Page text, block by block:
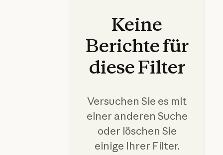
Keine
Berichtefür
dieseFilter
Versuchen Sie es mit
einer anderen Suche
oder löschen Sie
einige Ihrer Filter.